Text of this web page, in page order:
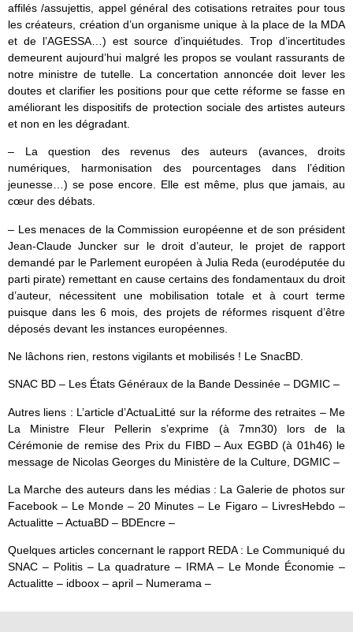
affilés /assujettis, appel général des cotisations retraites pour tous
les créateurs, création d’un organisme unique à la place de la MDA
et de l’AGESSA…) est source d’inquiétudes. Trop d’incertitudes
demeurent aujourd’hui malgré les propos se voulant rassurants de
notre ministre de tutelle. La concertation annoncée doit lever les
doutes et clarifier les positions pour que cette réforme se fasse en
améliorant les dispositifs de protection sociale des artistes auteurs
et non en les dégradant.
– La question des revenus des auteurs (avances, droits
numériques, harmonisation des pourcentages dans l’édition
jeunesse…) se pose encore. Elle est même, plus que jamais, au
cœur des débats.
– Les menaces de la Commission européenne et de son président
Jean-Claude Juncker sur le droit d’auteur, le projet de rapport
demandé par le Parlement européen à Julia Reda (eurodéputée du
parti pirate) remettant en cause certains des fondamentaux du droit
d’auteur, nécessitent une mobilisation totale et à court terme
puisque dans les 6 mois, des projets de réformes risquent d’être
déposés devant les instances européennes.
Ne lâchons rien, restons vigilants et mobilisés ! Le SnacBD.
SNAC BD – Les États Généraux de la Bande Dessinée – DGMIC –
Autres liens : L’article d’ActuaLitté sur la réforme des retraites – Me
La Ministre Fleur Pellerin s’exprime (à 7mn30) lors de la
Cérémonie de remise des Prix du FIBD – Aux EGBD (à 01h46) le
message de Nicolas Georges du Ministère de la Culture, DGMIC –
La Marche des auteurs dans les médias : La Galerie de photos sur
Facebook – Le Monde – 20 Minutes – Le Figaro – LivresHebdo –
Actualitte – ActuaBD – BDEncre –
Quelques articles concernant le rapport REDA : Le Communiqué du
SNAC – Politis – La quadrature – IRMA – Le Monde Économie –
Actualitte – idboox – april – Numerama –